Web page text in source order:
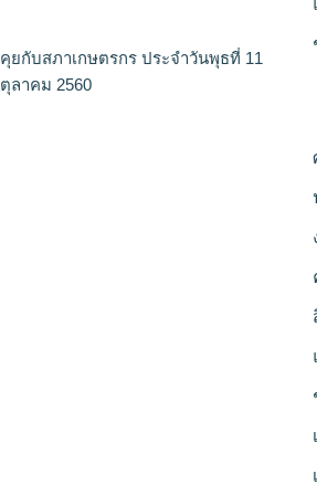
คุยกับสภาเกษตรกร ประจำวันพุธที่ 11
ตุลาคม 2560